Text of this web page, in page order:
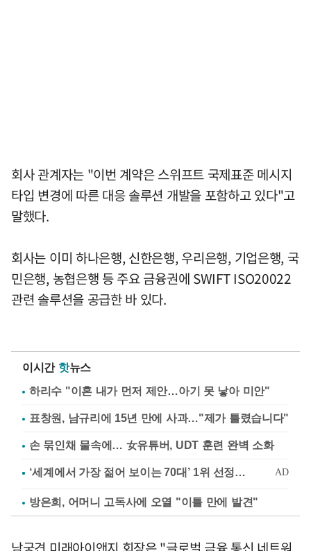
회사 관계자는 "이번 계약은 스위프트 국제표준 메시지
타입 변경에 따른 대응 솔루션 개발을 포함하고 있다"고
말했다.
회사는 이미 하나은행, 신한은행, 우리은행, 기업은행, 국
민은행, 농협은행 등 주요 금융권에 SWIFT ISO20022
관련 솔루션을 공급한 바 있다.
이시간 핫뉴스
하리수 "이혼 내가 먼저 제안…아기 못 낳아 미안"
표창원, 남규리에 15년 만에 사과…"제가 틀렸습니다"
손 묶인채 물속에… 女유튜버, UDT 훈련 완벽 소화
방은희, 어머니 고독사에 오열 "이틀 만에 발견"